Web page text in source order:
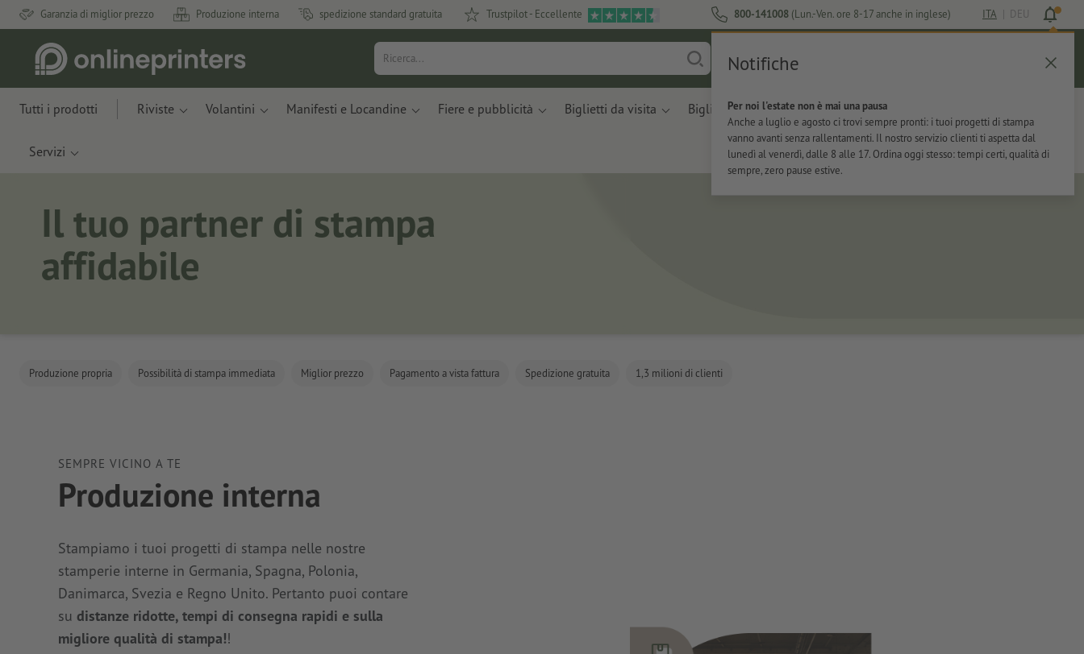
Garanzia di miglior prezzo Produzione interna spedizione standard gratuita Trustpilot - Eccellente 800-141008 (Lun.-Ven. ore 8-17 anche in inglese) ITA | DEU
Notifiche
Per noi l'estate non è mai una pausa
Anche a luglio e agosto ci trovi sempre pronti: i tuoi progetti di stampa
vanno avanti senza rallentamenti. Il nostro servizio clienti ti aspetta dal
lunedì al venerdì, dalle 8 alle 17. Ordina oggi stesso: tempi certi, qualità di
sempre, zero pause estive.
Carrello
Tutti i prodotti Riviste Volantini Manifesti e Locandine Fiere e pubblicità Biglietti da visita Biglietti Per l'ufficio Adesivi
Servizi
Il tuo partner di stampa
affidabile
Produzione propria Possibilità di stampa immediata Miglior prezzo Pagamento a vista fattura Spedizione gratuita 1,3 milioni di clienti
SEMPRE VICINO A TE
Produzione interna
Stampiamo i tuoi progetti di stampa nelle nostre
stamperie interne in Germania, Spagna, Polonia,
Danimarca, Svezia e Regno Unito. Pertanto puoi contare
su distanze ridotte, tempi di consegna rapidi e sulla
migliore qualità di stampa!!